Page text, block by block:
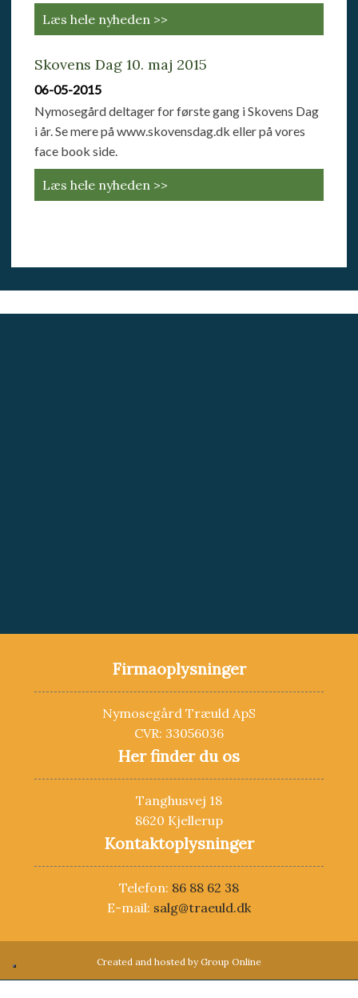
Læs hele nyheden >>
Skovens Dag 10. maj 2015
06-05-2015
Nymosegård deltager for første gang i Skovens Dag
i år. Se mere på www.skovensdag.dk eller på vores
face book side.
Læs hele nyheden >>
​Firmaoplysninger
Nymosegård Træuld ApS
​​​CVR: 3305​6036​
Her finder du os
Tanghusvej 18
8620 Kjellerup
Kontaktoplysninger
Telefon: 86 88 62 38
​E-mail: salg@traeuld.dk
Created and hosted by Group Online